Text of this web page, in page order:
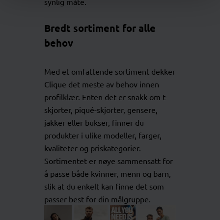
Bredt sortiment for alle
behov
Med et omfattende sortiment dekker
Clique det meste av behov innen
profilklær. Enten det er snakk om t-
skjorter, piqué-skjorter, gensere,
jakker eller bukser, finner du
produkter i ulike modeller, farger,
kvaliteter og priskategorier.
Sortimentet er nøye sammensatt for
å passe både kvinner, menn og barn,
slik at du enkelt kan finne det som
passer best for din målgruppe.